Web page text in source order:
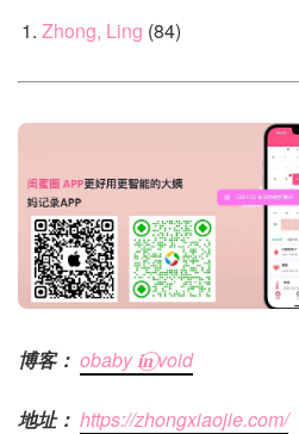
Zhong, Ling (84)
博客： obaby 𝐢‍𝐧⃝ void
地址： https://zhongxiaojie.com/